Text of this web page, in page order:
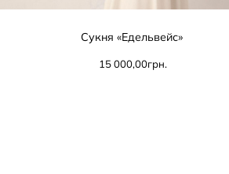
Сукня «Едельвейс»
грн.
15 000,00